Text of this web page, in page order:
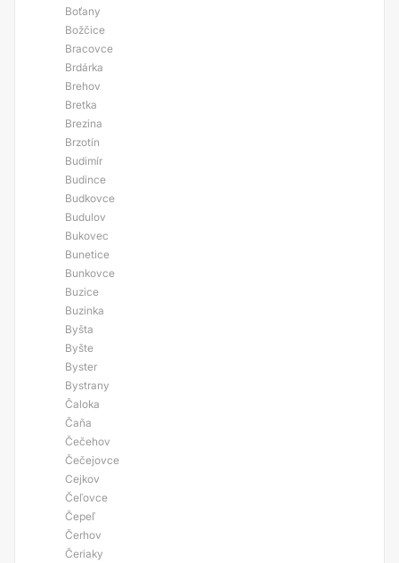
Boťany
Božčice
Bracovce
Brdárka
Brehov
Bretka
Brezina
Brzotín
Budimír
Budince
Budkovce
Budulov
Bukovec
Bunetice
Bunkovce
Buzice
Buzinka
Byšta
Byšte
Byster
Bystrany
Čaloka
Čaňa
Čečehov
Čečejovce
Cejkov
Čeľovce
Čepeľ
Čerhov
Čeriaky